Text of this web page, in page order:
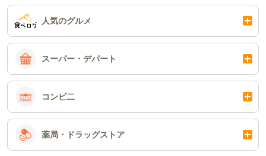
人気のグルメ
スーパー・デパート
コンビ二
薬局・ドラッグストア